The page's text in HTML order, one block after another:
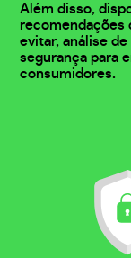
Além disso,
recomendações
evitar, análise
segurança para
consumidores.